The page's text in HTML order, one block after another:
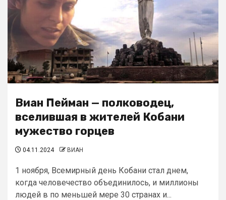
Виан Пейман — полководец,
вселившая в жителей Кобани
мужество горцев
04.11.2024 ВИАН
1 ноября, Всемирный день Кобани стал днем,
когда человечество объединилось, и миллионы
людей в по меньшей мере 30 странах и...